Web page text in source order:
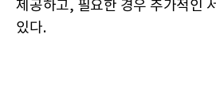
제공하고, 필요한 경우 추가적인
있다.